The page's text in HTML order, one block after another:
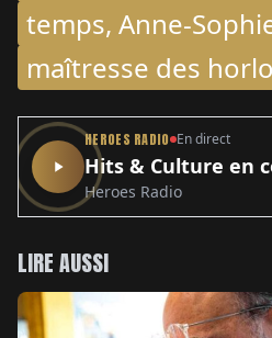
temps, Anne-
maîtresse des
HEROES RADIO En direct
Hits & Culture en
Heroes Radio
LIRE AUSSI